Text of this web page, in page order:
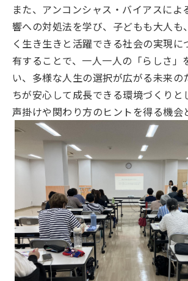
また、アンコンシャス・バイアスによ
響への対処法を学び、子どもも大人も
く生き生きと活躍できる社会の実現
有することで、一人一人の「らしさ」
い、多様な人生の選択が広がる未来の
ちが安心して成長できる環境づくりと
声掛けや関わり方のヒントを得る機会